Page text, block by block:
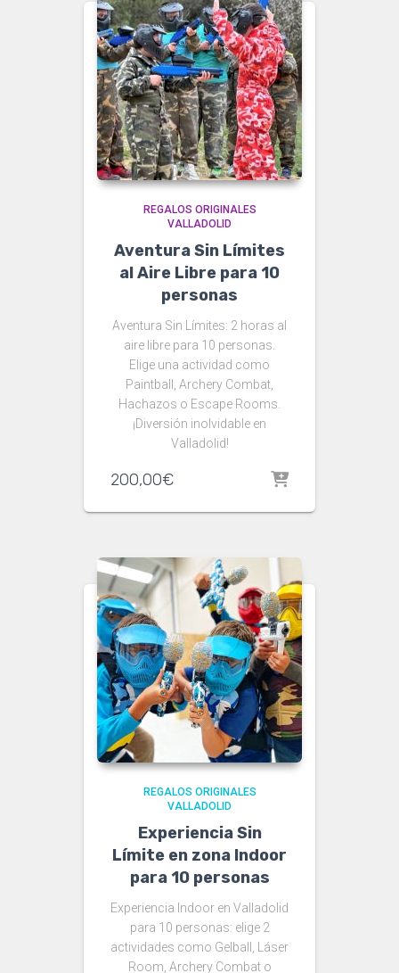
REGALOS ORIGINALES
VALLADOLID
Aventura Sin Límites
al Aire Libre para 10
personas
Aventura Sin Límites: 2 horas al
aire libre para 10 personas.
Elige una actividad como
Paintball, Archery Combat,
Hachazos o Escape Rooms.
¡Diversión inolvidable en
Valladolid!
200,00€
REGALOS ORIGINALES
VALLADOLID
Experiencia Sin
Límite en zona Indoor
para 10 personas
Experiencia Indoor en Valladolid
para 10 personas: elige 2
actividades como Gelball, Láser
Room, Archery Combat o